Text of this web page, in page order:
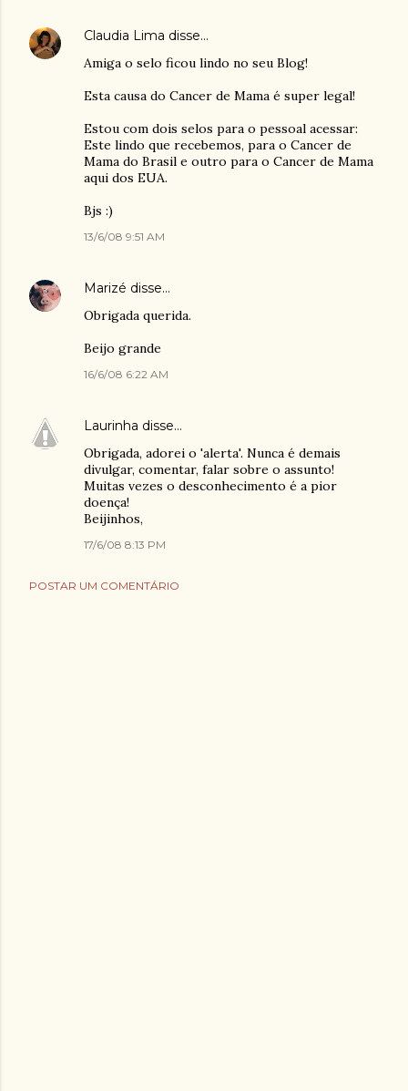
Claudia Lima disse…
Amiga o selo ficou lindo no seu Blog!
Esta causa do Cancer de Mama é super legal!
Estou com dois selos para o pessoal acessar:
Este lindo que recebemos, para o Cancer de
Mama do Brasil e outro para o Cancer de Mama
aqui dos EUA.
Bjs :)
13/6/08 9:51 AM
Marizé disse…
Obrigada querida.
Beijo grande
16/6/08 6:22 AM
Laurinha disse…
Obrigada, adorei o 'alerta'. Nunca é demais
divulgar, comentar, falar sobre o assunto!
Muitas vezes o desconhecimento é a pior
doença!
Beijinhos,
17/6/08 8:13 PM
POSTAR UM COMENTÁRIO